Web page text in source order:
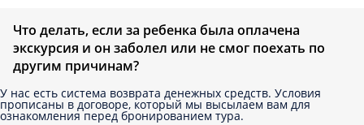
Что делать, если за ребенка была оплачена
экскурсия и он заболел или не смог поехать по
другим причинам?
У нас есть система возврата денежных средств. Условия
прописаны в договоре, который мы высылаем вам для
ознакомления перед бронированием тура.